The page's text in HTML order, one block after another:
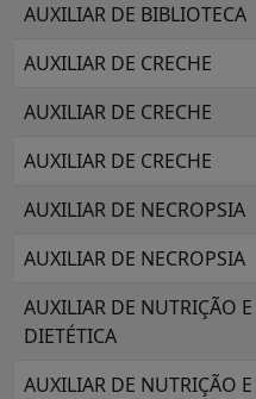
AUXILIAR DE BIBLIOTECA
AUXILIAR DE CRECHE
AUXILIAR DE CRECHE
AUXILIAR DE CRECHE
AUXILIAR DE NECROPSIA
AUXILIAR DE NECROPSIA
AUXILIAR DE NUTRIÇÃO E
DIETÉTICA
AUXILIAR DE NUTRIÇÃO E